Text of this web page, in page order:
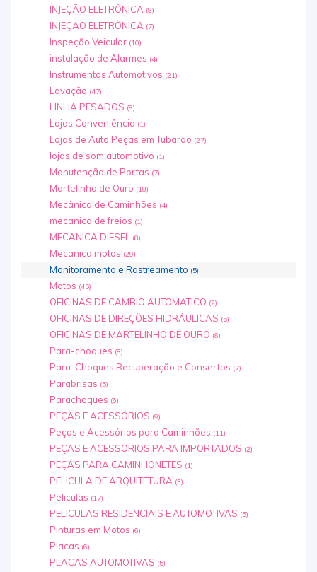
INJEÇÃO ELETRÔNICA (8)
INJEÇÃO ELETRÔNICA (7)
Inspeção Veicular (10)
instalação de Alarmes (4)
Instrumentos Automotivos (21)
Lavação (47)
LINHA PESADOS (8)
Lojas Conveniência (1)
Lojas de Auto Peças em Tubarao (27)
lojas de som automotivo (1)
Manutenção de Portas (7)
Martelinho de Ouro (18)
Mecânica de Caminhões (4)
mecanica de freios (1)
MECANICA DIESEL (8)
Mecanica motos (29)
Monitoramento e Rastreamento (5)
Motos (45)
OFICINAS DE CAMBIO AUTOMATICO (2)
OFICINAS DE DIREÇÕES HIDRÁULICAS (5)
OFICINAS DE MARTELINHO DE OURO (8)
Para-choques (8)
Para-Choques Recuperação e Consertos (7)
Parabrisas (5)
Parachoques (6)
PEÇAS E ACESSÓRIOS (9)
Peças e Acessórios para Caminhões (11)
PEÇAS E ACESSORIOS PARA IMPORTADOS (2)
PEÇAS PARA CAMINHONETES (1)
PELICULA DE ARQUITETURA (3)
Peliculas (17)
PELICULAS RESIDENCIAIS E AUTOMOTIVAS (5)
Pinturas em Motos (6)
Placas (6)
PLACAS AUTOMOTIVAS (5)